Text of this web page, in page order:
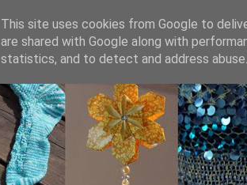
This site uses cookies from Google to
are shared with Google along with
statistics, and to detect and address abuse.